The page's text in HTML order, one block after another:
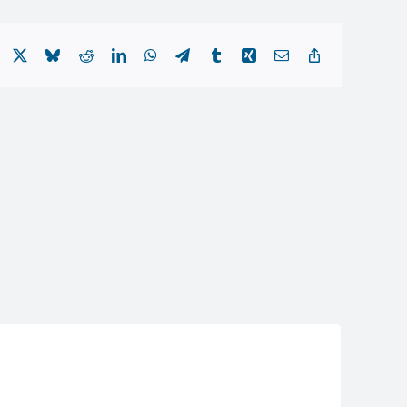
Facebook BlueskyRedditLinkedInWhatsApp
TelegramTumblrXing Email